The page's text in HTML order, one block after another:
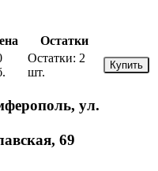
Остатки
Остатки: 2
шт.
Купить
ул.
69